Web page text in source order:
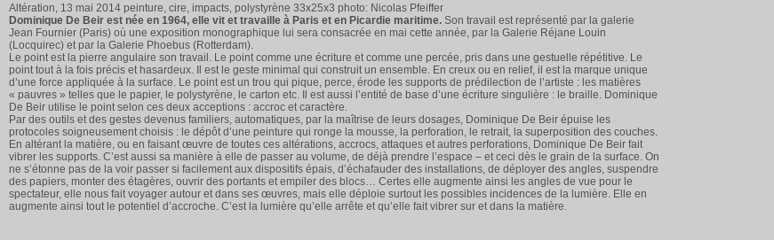
Altération, 13 mai 2014 peinture, cire, impacts, polystyrène 33x25x3 photo: Nicolas Pfeiffer
Dominique De Beir est née en 1964, elle vit et travaille à Paris et en Picardie maritime. Son travail est représenté par la galerie
Jean Fournier (Paris) où une exposition monographique lui sera consacrée en mai cette année, par la Galerie Réjane Louin
(Locquirec) et par la Galerie Phoebus (Rotterdam).
Le point est la pierre angulaire son travail. Le point comme une écriture et comme une percée, pris dans une gestuelle répétitive. Le
point tout à la fois précis et hasardeux. Il est le geste minimal qui construit un ensemble. En creux ou en relief, il est la marque unique
d’une force appliquée à la surface. Le point est un trou qui pique, perce, érode les supports de prédilection de l’artiste : les matières
« pauvres » telles que le papier, le polystyrène, le carton etc. Il est aussi l’entité de base d’une écriture singulière : le braille. Dominique
De Beir utilise le point selon ces deux acceptions : accroc et caractère.
Par des outils et des gestes devenus familiers, automatiques, par la maîtrise de leurs dosages, Dominique De Beir épuise les
protocoles soigneusement choisis : le dépôt d’une peinture qui ronge la mousse, la perforation, le retrait, la superposition des couches.
En altérant la matière, ou en faisant œuvre de toutes ces altérations, accrocs, attaques et autres perforations, Dominique De Beir fait
vibrer les supports. C’est aussi sa manière à elle de passer au volume, de déjà prendre l’espace – et ceci dès le grain de la surface. On
ne s’étonne pas de la voir passer si facilement aux dispositifs épais, d’échafauder des installations, de déployer des angles, suspendre
des papiers, monter des étagères, ouvrir des portants et empiler des blocs… Certes elle augmente ainsi les angles de vue pour le
spectateur, elle nous fait voyager autour et dans ses œuvres, mais elle déploie surtout les possibles incidences de la lumière. Elle en
augmente ainsi tout le potentiel d’accroche. C’est la lumière qu’elle arrête et qu’elle fait vibrer sur et dans la matière.